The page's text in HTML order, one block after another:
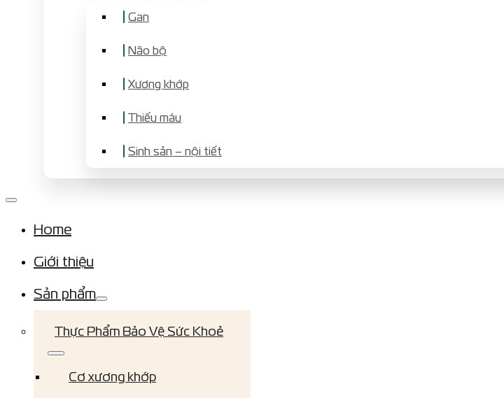
Gan
Não bộ
Xương khớp
Thiếu máu
Sinh sản – nội tiết
Home
Giới thiệu
Sản phẩm
Thực Phẩm Bảo Vệ Sức Khoẻ
Cơ xương khớp